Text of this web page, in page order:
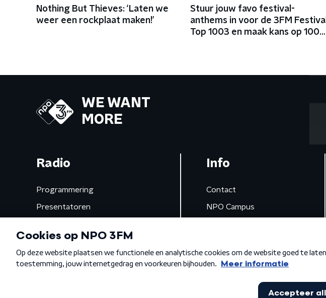
Nothing But Thieves: ‘Laten we
weer een rockplaat maken!’
Stuur jouw favo festival-
anthems in voor de 3FM Festival
Top 1003 en maak kans op 100
WE WANT
MORE
Radio
Programmering
Presentatoren
Gemist
Info
Contact
NPO Campus
Algemene voorwaarden Privacybeleid